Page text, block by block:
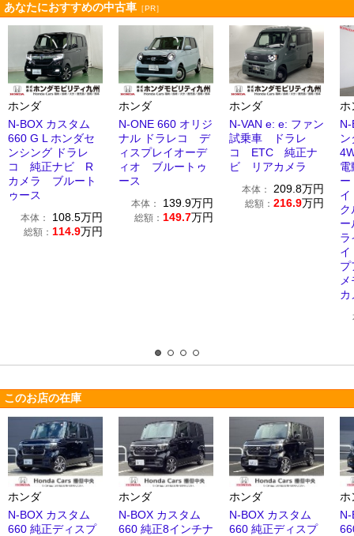
あなたにおすすめの中古車 ［PR］
ホンダ
N-BOX カスタム
660 G L ホンダセ
ンシング ドラレ
コ 純正ナビ R
カメラ ブルート
ゥース
本体： 108.5万円
総額： 114.9万円
ホンダ
N-ONE 660 オリジ
ナル ドラレコ デ
ィスプレイオーデ
ィオ ブルートゥ
ース
本体： 139.9万円
総額： 149.7万円
ホンダ
N-VAN e: e: ファン
試乗車 ドラレ
コ ETC 純正ナ
ビ リアカメラ
本体： 209.8万円
総額： 216.9万円
ホ
ク
カ
このお店の在庫
ホンダ
N-BOX カスタム
660 純正ディスプ
ホンダ
N-BOX カスタム
660 純正8インチナ
ホンダ
N-BOX カスタム
660 純正ディスプ
ホ